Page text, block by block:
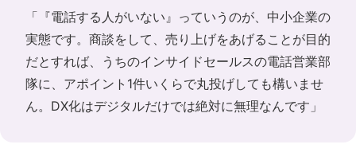
「『電話する人がいない』っていうのが、中小企業の
実態です。商談をして、売り上げをあげることが目的
だとすれば、うちのインサイドセールスの電話営業部
隊に、アポイント1件いくらで丸投げしても構いませ
ん。DX化はデジタルだけでは絶対に無理なんです」